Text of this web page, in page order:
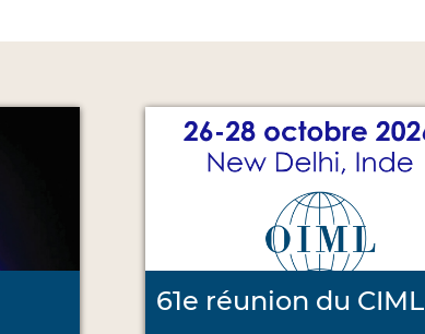
61e réunion du CIML